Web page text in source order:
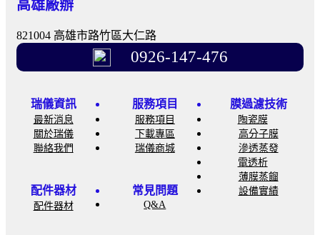
高雄廠辦
821004 高雄市路竹區大仁路
0926-147-476
瑞儀資訊
最新消息
關於瑞儀
聯絡我們
服務項目
服務項目
下載專區
瑞儀商城
膜過濾技術
陶瓷膜
高分子膜
滲透蒸發
電透析
薄膜蒸餾
設備實績
配件器材
配件器材
常見問題
Q&A